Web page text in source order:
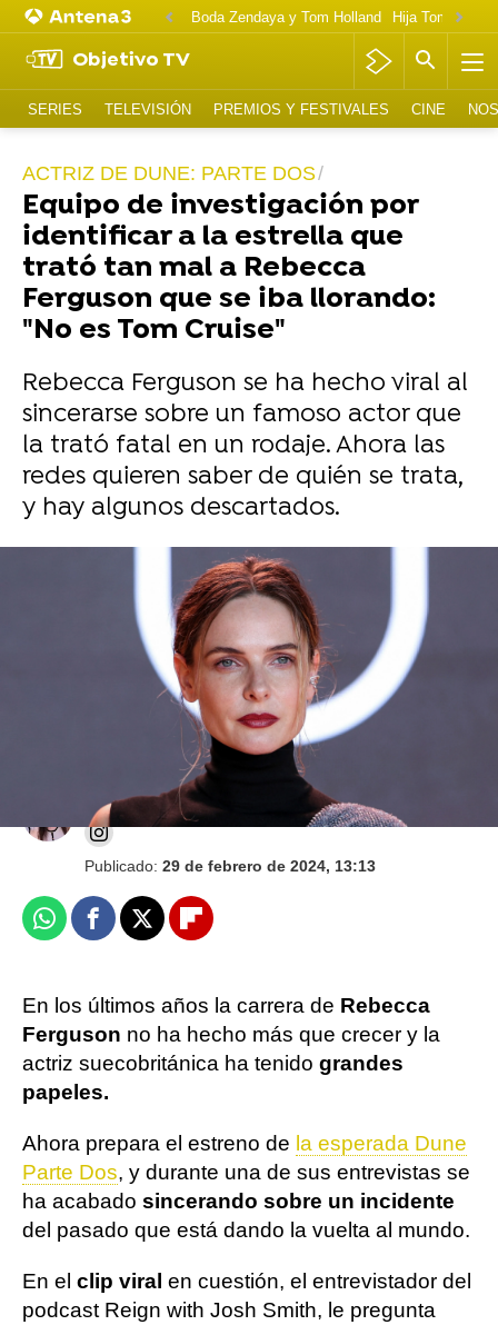
Boda Zendaya y Tom Holland Hija Tom
Objetivo TV
SERIES TELEVISIÓN PREMIOS Y FESTIVALES CINE
ACTRIZ DE DUNE: PARTE DOS
Equipo de investigación por
identificar a la estrella que
trató tan mal a Rebecca
Ferguson que se iba llorando:
"No es Tom Cruise"
Rebecca Ferguson se ha hecho viral al
sincerarse sobre un famoso actor que
la trató fatal en un rodaje. Ahora las
redes quieren saber de quién se trata,
y hay algunos descartados.
Pelea en el rodaje: Emma Watson, Charlize
Theron y otros actores que se negaron a
trabajar juntos
Isabel S. Samaniego
Publicado: 29 de febrero de 2024, 13:13
WhatsappFacebook
X Flipboard
En los últimos años la carrera de Rebecca
Ferguson no ha hecho más que crecer y la
actriz suecobritánica ha tenido grandes
papeles.
Ahora prepara el estreno de la esperada Dune
Parte Dos, y durante una de sus entrevistas se
ha acabado sincerando sobre un incidente
del pasado que está dando la vuelta al mundo.
En el clip viral en cuestión, el entrevistador del
podcast Reign with Josh Smith, le pregunta